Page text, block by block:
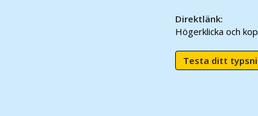
Direktlänk:
Högerklicka och
Testa ditt